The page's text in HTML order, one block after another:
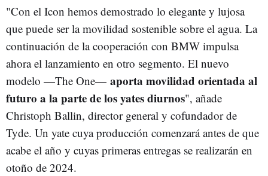
"Con el Icon hemos demostrado lo elegante y lujosa
que puede ser la movilidad sostenible sobre el agua. La
continuación de la cooperación con BMW impulsa
ahora el lanzamiento en otro segmento. El nuevo
modelo —The One— aporta movilidad orientada al
futuro a la parte de los yates diurnos", añade
Christoph Ballin, director general y cofundador de
Tyde. Un yate cuya producción comenzará antes de que
acabe el año y cuyas primeras entregas se realizarán en
otoño de 2024.